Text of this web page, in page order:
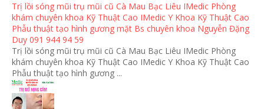
Trị lồi sóng mũi trụ mũi cũ Cà Mau Bạc Liêu IMedic Phòng
khám chuyên khoa Kỹ Thuật Cao IMedic Y Khoa Kỹ Thuật Cao
Phẫu thuật tạo hình gương mặt Bs chuyên khoa Nguyễn Đặng
Duy 091 944 94 59
Trị lồi sóng mũi trụ mũi cũ Cà Mau Bạc Liêu IMedic Phòng
khám chuyên khoa Kỹ Thuật Cao IMedic Y Khoa Kỹ Thuật Cao
Phẫu thuật tạo hình gương ...